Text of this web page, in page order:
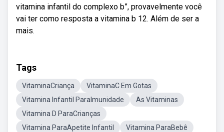
vitamina infantil do complexo b”, provavelmente você
vai ter como resposta a vitamina b 12. Além de ser a
mais.
Tags
VitaminaCriança
VitaminaC Em Gotas
Vitamina Infantil ParaImunidade
As Vitaminas
Vitamina D ParaCrianças
Vitamina ParaApetite Infantil
Vitamina ParaBebê